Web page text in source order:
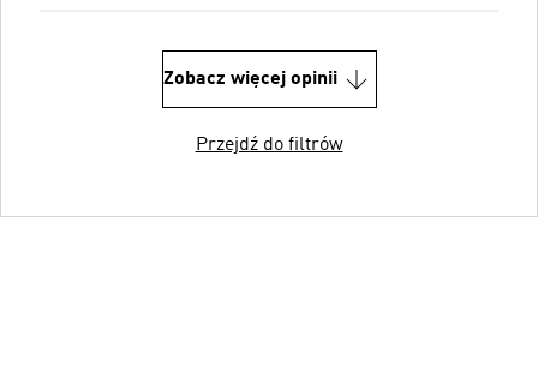
Zobacz więcej opinii
Przejdź do filtrów